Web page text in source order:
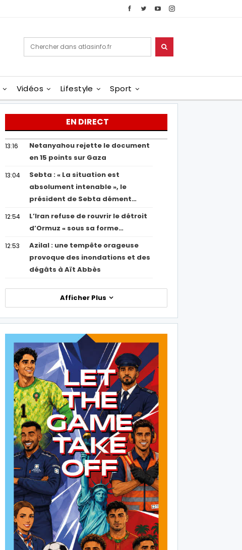
Vidéos Lifestyle Sport
EN DIRECT
13:16
Netanyahou rejette le document
en 15 points sur Gaza
13:04
Sebta : « La situation est
absolument intenable », le
président de Sebta dément…
12:54
L’Iran refuse de rouvrir le détroit
d’Ormuz « sous sa forme…
12:53
Azilal : une tempête orageuse
provoque des inondations et des
dégâts à Aït Abbès
Afficher Plus